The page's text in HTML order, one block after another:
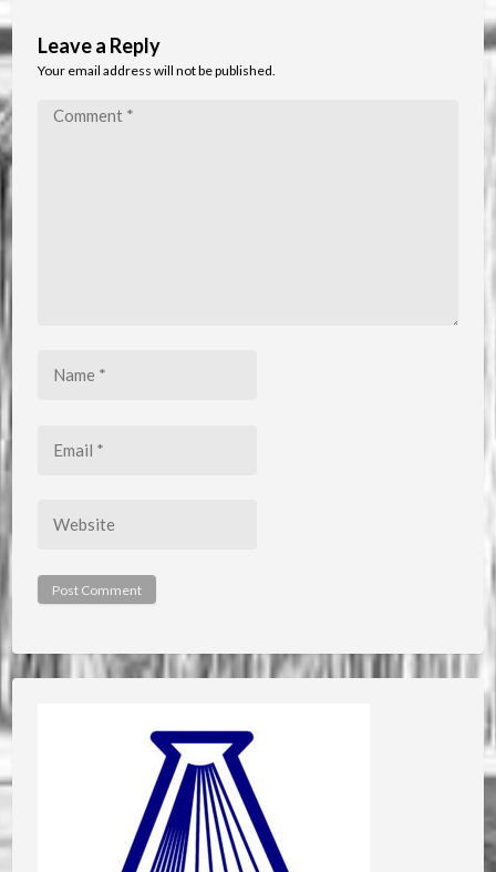
Leave a Reply
Your email address will not be published.
Comment